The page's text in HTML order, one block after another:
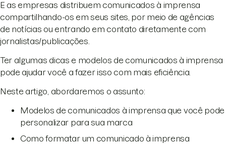
E as empresas distribuem comunicados à imprensa
compartilhando-os em seus sites, por meio de agências
de notícias ou entrando em contato diretamente com
jornalistas/publicações.
Ter algumas dicas e modelos de comunicados à imprensa
pode ajudar você a fazer isso com mais eficiência.
Neste artigo, abordaremos o assunto:
Modelos de comunicados à imprensa que você pode
personalizar para sua marca
Como formatar um comunicado à imprensa